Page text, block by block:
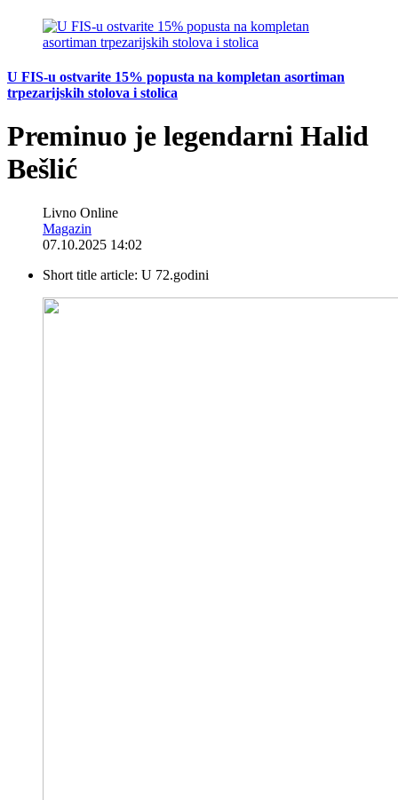
U FIS-u ostvarite 15% popusta na kompletan asortiman
trpezarijskih stolova i stolica
Preminuo je legendarni Halid
Bešlić
Livno Online
Magazin
07.10.2025 14:02
Short title article: U 72.godini